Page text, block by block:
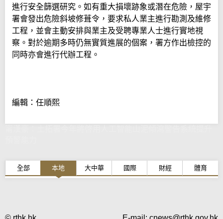
進行安全篩選研究。如有重大損壞跡象或潛在危險，屋宇
署會發出危險斜坡修葺令，要求私人業主進行勘測及維修
工程，並會主動安排與業主及受聘專業人士進行實地視
察。對於逾期多時仍無實質進展的個案，署方作出檢控的
同時亦會進行代辦工程。
編輯：任順熙
全部 本地 大中華 國際 財經 體育